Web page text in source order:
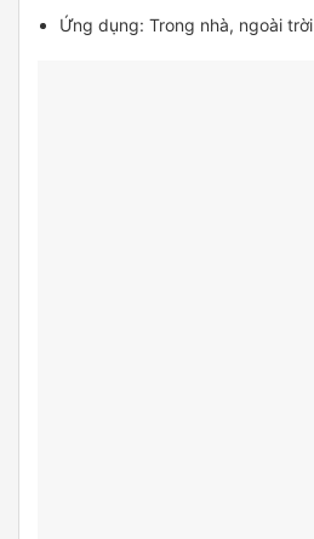
Ứng dụng: Trong nhà, ngoài trời